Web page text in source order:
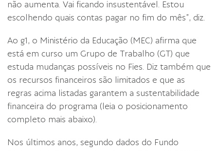
não aumenta. Vai ficando insustentável. Estou
escolhendo quais contas pagar no fim do mês”, diz.
Ao g1, o Ministério da Educação (MEC) afirma que
está em curso um Grupo de Trabalho (GT) que
estuda mudanças possíveis no Fies. Diz também que
os recursos financeiros são limitados e que as
regras acima listadas garantem a sustentabilidade
financeira do programa (leia o posicionamento
completo mais abaixo).
Nos últimos anos, segundo dados do Fundo